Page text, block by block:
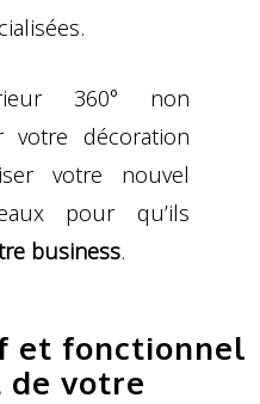
360° non
votre décoration
votre nouvel
pour qu’ils
business.
et fonctionnel
de votre